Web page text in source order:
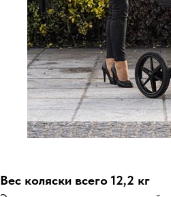
Вес коляски всего 12,2 кг